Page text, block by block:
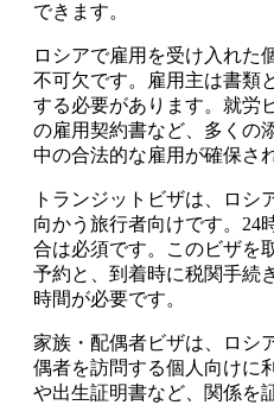
できます。
ロシアで雇用を受け入れた
不可欠です。雇用主は書類
する必要があります。就労
の雇用契約書など、多くの
中の合法的な雇用が確保さ
トランジットビザは、ロシ
向かう旅行者向けです。24
合は必須です。このビザを
予約と、到着時に税関手続
時間が必要です。
家族・配偶者ビザは、ロシ
偶者を訪問する個人向けに
や出生証明書など、関係を